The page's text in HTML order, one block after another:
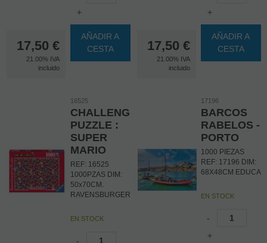
17,50 €
21.00% IVA
incluido
+
AÑADIR A
CESTA
17,50 €
21.00% IVA
incluido
+
AÑADIR A
CESTA
16525
CHALLENGE
PUZZLE :
SUPER
MARIO
REF: 16525
1000PZAS DIM:
50x70CM.
RAVENSBURGER
EN STOCK
-
17196
BARCOS
RABELOS -
PORTO
1000 PIEZAS
REF: 17196 DIM:
68X48CM EDUCA
EN STOCK
-
+